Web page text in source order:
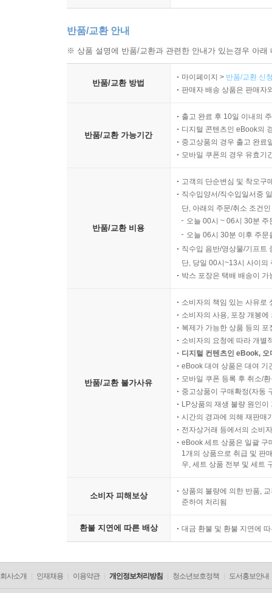
반품/교환 안내
※ 상품 설명에 반품/교환과 관련한 안내가 있는경우 아
반품/교환 방법
마이페이지 > 반품/교환 신
판매자 배송 상품은 판매자
반품/교환 가능기간
출고 완료 후 10일 이내의
디지털 콘텐츠인 eBook의
중고상품의 경우 출고 완료
모바일 쿠폰의 경우 유효기
반품/교환 비용
고객의 단순변심 및 착오구
직수입양서/직수입일서중
단, 아래의 주문/취소 조건
오늘 00시 ~ 06시 30분
오늘 06시 30분 이후 주
직수입 음반/영상물/기프트
단, 당일 00시~13시 사이의
박스 포장은 택배 배송이
반품/교환 불가사유
소비자의 책임 있는 사유로
소비자의 사용, 포장 개봉
복제가 가능한 상품 등의
소비자의 요청에 따라 개별
디지털 컨텐츠인 eBook,
eBook 대여 상품은 대여 기
모바일 쿠폰 등록 후 취소/
중고상품이 구매확정(자동
LP상품의 재생 불량 원인
시간의 경과에 의해 재판매
전자상거래 등에서의 소비
eBook 세트 상품은 일괄 구
1개의 상품으로 취급 및 판
우, 세트 상품 전부 및 세트
소비자 피해보상
상품의 불량에 의한 반품,
준하여 처리됨
환불 지연에 따른 배상 대금 환불 및 환불 지연에
회사소개 인재채용 이용약관 개인정보처리방침 청소년보호정책 도서홍보안내